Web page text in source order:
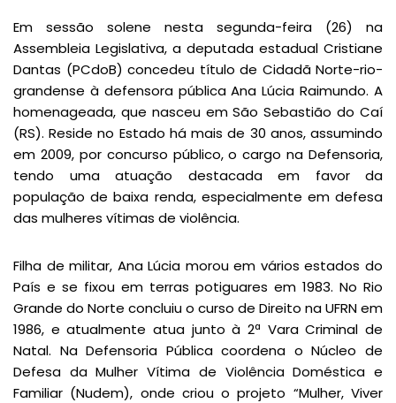
Em sessão solene nesta segunda-feira (26) na
Assembleia Legislativa, a deputada estadual Cristiane
Dantas (PCdoB) concedeu título de Cidadã Norte-rio-
grandense à defensora pública Ana Lúcia Raimundo. A
homenageada, que nasceu em São Sebastião do Caí
(RS). Reside no Estado há mais de 30 anos, assumindo
em 2009, por concurso público, o cargo na Defensoria,
tendo uma atuação destacada em favor da
população de baixa renda, especialmente em defesa
das mulheres vítimas de violência.
Filha de militar, Ana Lúcia morou em vários estados do
País e se fixou em terras potiguares em 1983. No Rio
Grande do Norte concluiu o curso de Direito na UFRN em
1986, e atualmente atua junto à 2ª Vara Criminal de
Natal. Na Defensoria Pública coordena o Núcleo de
Defesa da Mulher Vítima de Violência Doméstica e
Familiar (Nudem), onde criou o projeto “Mulher, Viver